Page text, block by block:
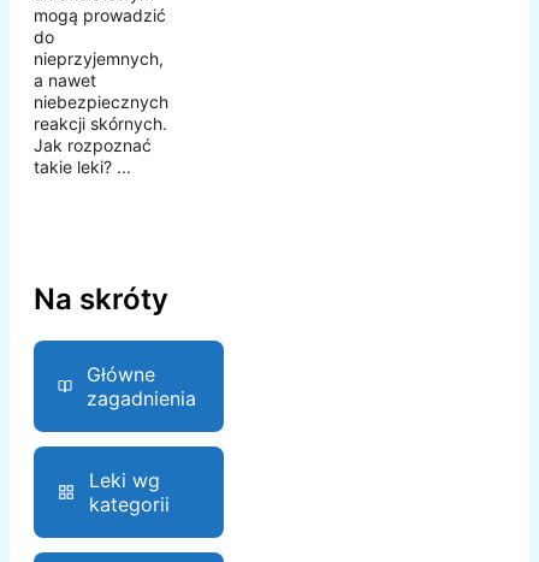
mogą prowadzić
do
nieprzyjemnych,
a nawet
niebezpiecznych
reakcji skórnych.
Jak rozpoznać
takie leki? ...
Na skróty
Główne
zagadnienia
Leki wg
kategorii